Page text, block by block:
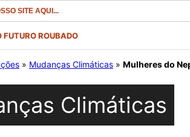
FUTURO ROUBADO
» Mudanças Climáticas » Mulheres do
Climáticas